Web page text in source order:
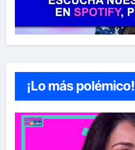
¡Lo más polémico!